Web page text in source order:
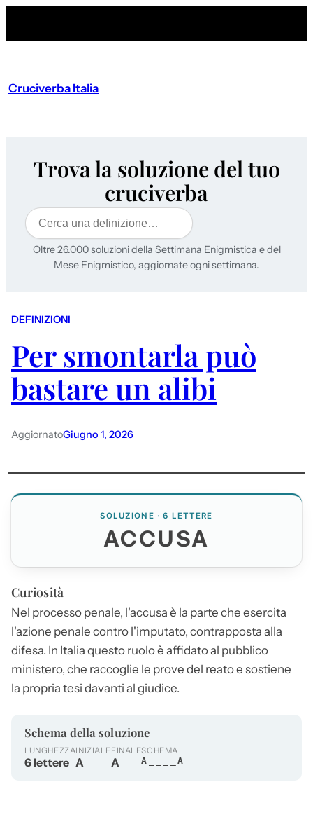
Cruciverba Italia
Trova la soluzione del tuo
cruciverba
Cerca
Oltre 26.000 soluzioni della Settimana Enigmistica e del
Mese Enigmistico, aggiornate ogni settimana.
DEFINIZIONI
Per smontarla può
bastare un alibi
AggiornatoGiugno 1, 2026
SOLUZIONE · 6 LETTERE
ACCUSA
Curiosità
Nel processo penale, l'accusa è la parte che esercita
l'azione penale contro l'imputato, contrapposta alla
difesa. In Italia questo ruolo è affidato al pubblico
ministero, che raccoglie le prove del reato e sostiene
la propria tesi davanti al giudice.
Schema della soluzione
LUNGHEZZA
6 lettere
INIZIALE
A
FINALE
A
SCHEMA
A____A